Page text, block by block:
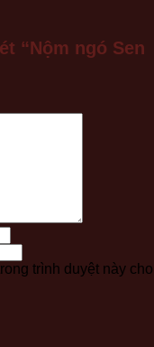
“Nộm ngó Sen
trình duyệt này cho